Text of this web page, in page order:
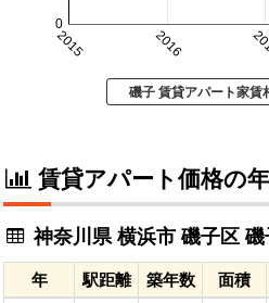
2015 2016
0
磯子 賃貸アパート家賃
賃貸アパート価格の
神奈川県 横浜市 磯子区
年 駅距離 築年数 面積